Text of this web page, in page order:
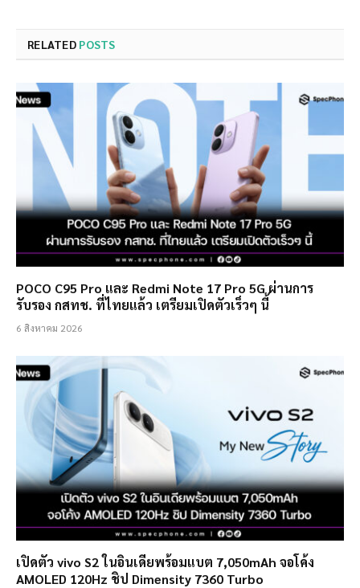
RELATED POSTS
POCO C95 Pro และ Redmi Note 17 Pro 5G ผ่านการ
รับรอง กสทช. ที่ไทยแล้ว เตรียมเปิดตัวเร็วๆ นี้
6 สิงหาคม 2026
เปิดตัว vivo S2 ในอินเดียพร้อมแบต 7,050mAh จอโค้ง
AMOLED 120Hz ชิป Dimensity 7360 Turbo